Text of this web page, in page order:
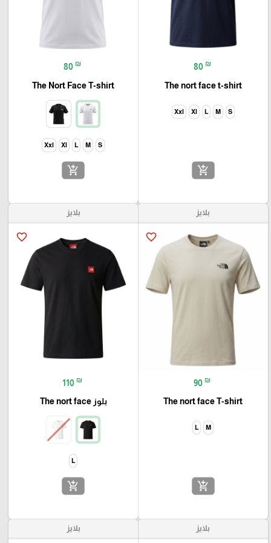
80 ₪
The nort face t-shirt
S
M
L
Xl
Xxl
add_shopping_cart
80 ₪
The Nort Face T-shirt
S
M
L
Xl
Xxl
add_shopping_cart
بلايز
favorite_border
90 ₪
The nort face T-shirt
M
L
add_shopping_cart
بلايز
favorite_border
110 ₪
بلوز The nort face
L
add_shopping_cart
بلايز بلايز